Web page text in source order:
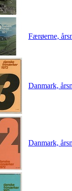
Færøerne,
Danmark,
Danmark,